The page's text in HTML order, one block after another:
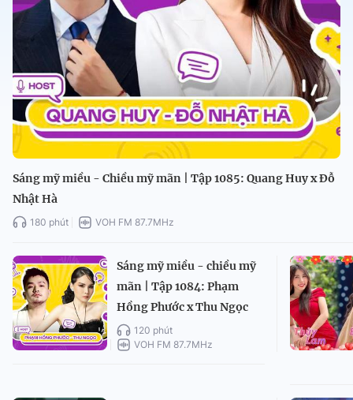
Sáng mỹ miều - Chiều mỹ mãn | Tập 1085: Quang Huy x Đỗ
Nhật Hà
180 phút VOH FM 87.7MHz
Sáng mỹ miều - chiều mỹ
mãn | Tập 1084: Phạm
Hồng Phước x Thu Ngọc
120 phút
VOH FM 87.7MHz